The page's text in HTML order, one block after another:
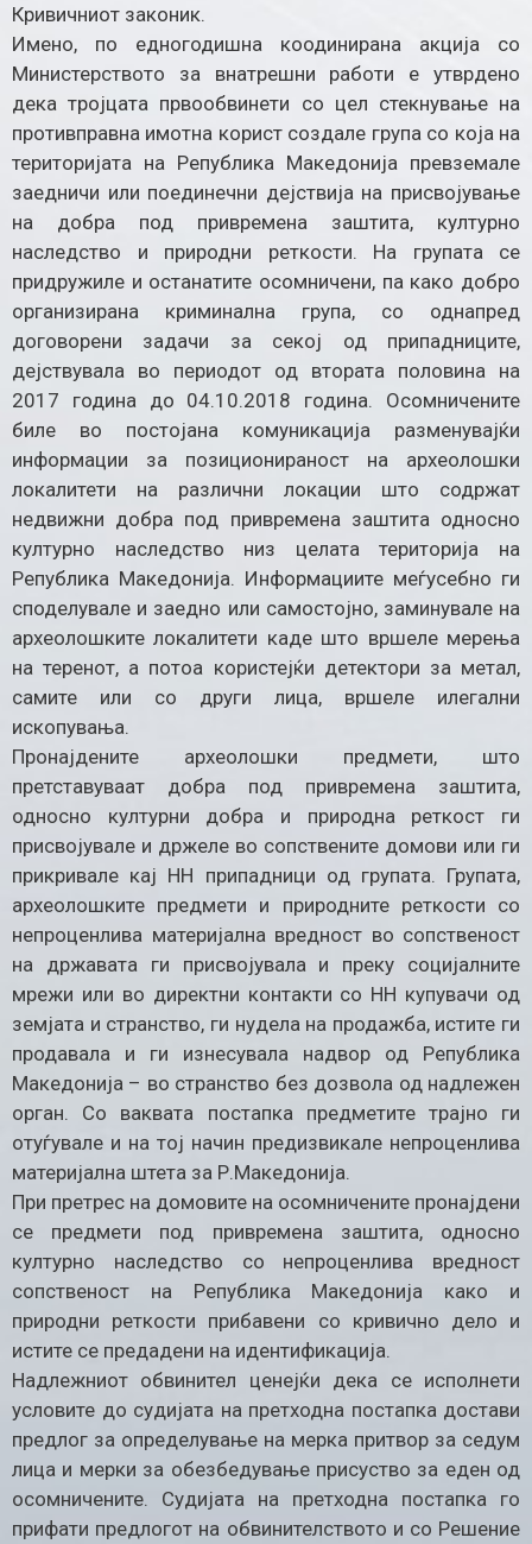
Кривичниот законик.
Имено, по едногодишна коодинирана акција со
Министерството за внатрешни работи е утврдено
дека тројцата првообвинети со цел стекнување на
противправна имотна корист создале група со која на
територијата на Република Македонија превземале
заедничи или поединечни дејствија на присвојување
на добра под привремена заштита, културно
наследство и природни реткости. На групата се
придружиле и останатите осомничени, па како добро
организирана криминална група, со однапред
договорени задачи за секој од припадниците,
дејствувала во периодот од втората половина на
2017 година до 04.10.2018 година. Осомничените
биле во постојана комуникација разменувајќи
информации за позиционираност на археолошки
локалитети на различни локации што содржат
недвижни добра под привремена заштита односно
културно наследство низ целата територија на
Република Македонија. Информациите меѓусебно ги
споделувале и заедно или самостојно, заминувале на
археолошките локалитети каде што вршеле мерења
на теренот, а потоа користејќи детектори за метал,
самите или со други лица, вршеле илегални
ископувања.
Пронајдените археолошки предмети, што
претставуваат добра под привремена заштита,
односно културни добра и природна реткост ги
присвојувале и држеле во сопствените домови или ги
прикривале кај НН припадници од групата. Групата,
археолошките предмети и природните реткости со
непроценлива материјална вредност во сопственост
на државата ги присвојувала и преку социјалните
мрежи или во директни контакти со НН купувачи од
земјата и странство, ги нудела на продажба, истите ги
продавала и ги изнесувала надвор од Република
Македонија – во странство без дозвола од надлежен
орган. Со ваквата постапка предметите трајно ги
отуѓувале и на тој начин предизвикале непроценлива
материјална штета за Р.Македонија.
При претрес на домовите на осомничените пронајдени
се предмети под привремена заштита, односно
културно наследство со непроценлива вредност
сопственост на Република Македонија како и
природни реткости прибавени со кривично дело и
истите се предадени на идентификација.
Надлежниот обвинител ценејќи дека се исполнети
условите до судијата на претходна постапка достави
предлог за определување на мерка притвор за седум
лица и мерки за обезбедување присуство за еден од
осомничените. Судијата на претходна постапка го
прифати предлогот на обвинителството и со Решение